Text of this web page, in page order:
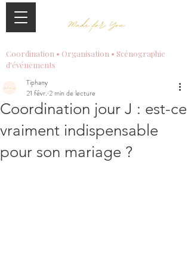
Coordination • Organisation • Scénographie
d'événements
Coordination jour J : est-ce
vraiment indispensable
pour son mariage ?
Tiphany
21 févr. 2 min de lecture